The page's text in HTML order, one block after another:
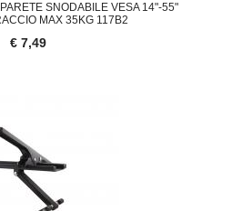
SNODABILE VESA 14"-55"
MAX 35KG 117B2
€ 7,49